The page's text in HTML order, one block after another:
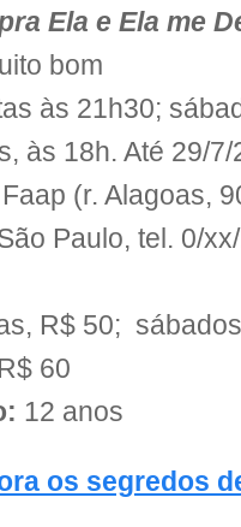
Ela e Ela me
bom
às 21h30;
às 18h. Até 29/7/
(r. Alagoas,
Paulo, tel. 0/
R$ 50;
60
12 anos
os segredos